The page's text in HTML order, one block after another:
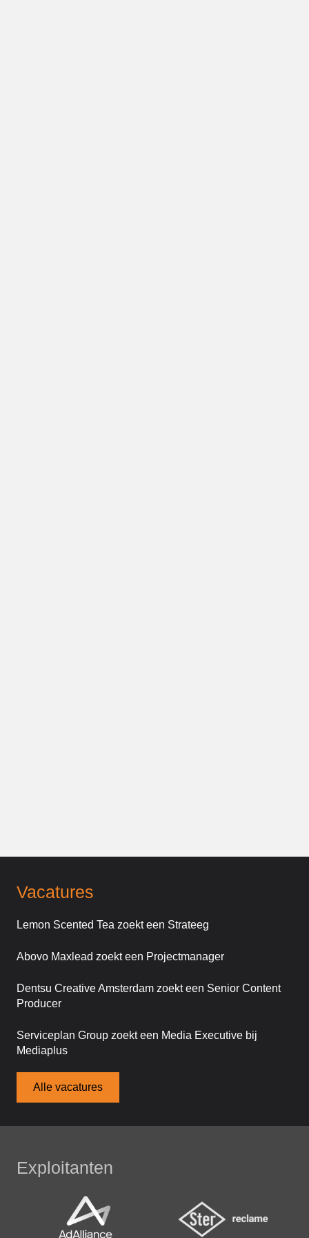
Vacatures
Lemon Scented Tea zoekt een Strateeg
Abovo Maxlead zoekt een Projectmanager
Dentsu Creative Amsterdam zoekt een Senior Content
Producer
Serviceplan Group zoekt een Media Executive bij
Mediaplus
Alle vacatures
Exploitanten